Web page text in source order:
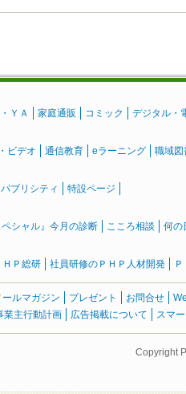
ＹＡ 家庭通販 コミック デジタル・
ビデオ 通信教育 eラーニング 職域図
パブリシティ 特設ページ
ペシャル』今月の診断 こころ相談 何の
ＨＰ総研 社員研修のＰＨＰ人材開発
ールマガジン プレゼント お問合せ
業主行動計画 広告掲載について スマ
Copyright